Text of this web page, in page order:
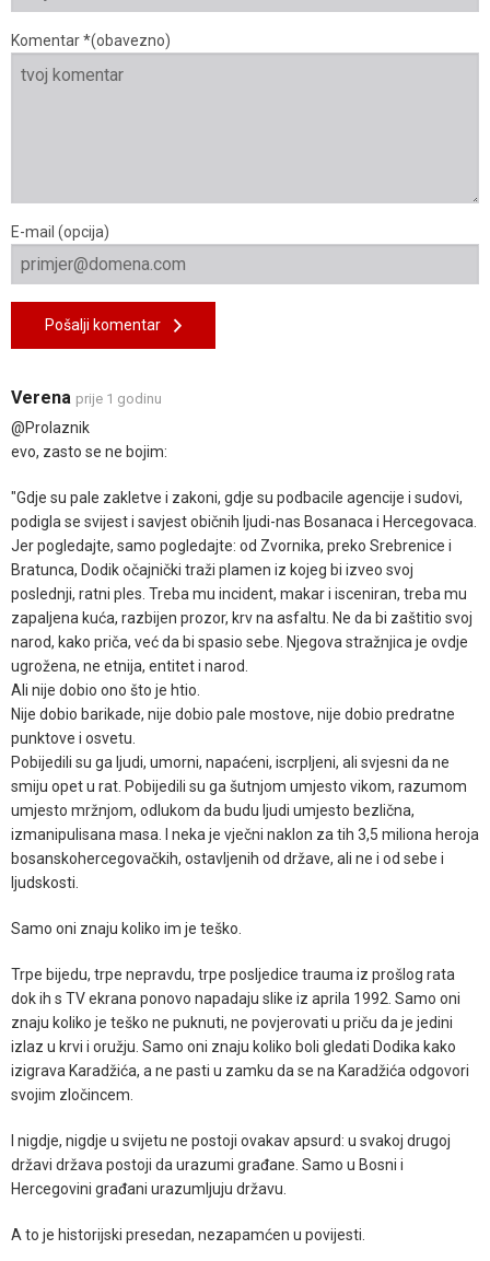
Komentar *(obavezno)
E-mail (opcija)
Pošalji komentar
Verena prije 1 godinu
@Prolaznik
evo, zasto se ne bojim:
"Gdje su pale zakletve i zakoni, gdje su podbacile agencije i sudovi,
podigla se svijest i savjest običnih ljudi-nas Bosanaca i Hercegovaca.
Jer pogledajte, samo pogledajte: od Zvornika, preko Srebrenice i
Bratunca, Dodik očajnički traži plamen iz kojeg bi izveo svoj
poslednji, ratni ples. Treba mu incident, makar i isceniran, treba mu
zapaljena kuća, razbijen prozor, krv na asfaltu. Ne da bi zaštitio svoj
narod, kako priča, već da bi spasio sebe. Njegova stražnjica je ovdje
ugrožena, ne etnija, entitet i narod.
Ali nije dobio ono što je htio.
Nije dobio barikade, nije dobio pale mostove, nije dobio predratne
punktove i osvetu.
Pobijedili su ga ljudi, umorni, napaćeni, iscrpljeni, ali svjesni da ne
smiju opet u rat. Pobijedili su ga šutnjom umjesto vikom, razumom
umjesto mržnjom, odlukom da budu ljudi umjesto bezlična,
izmanipulisana masa. I neka je vječni naklon za tih 3,5 miliona heroja
bosanskohercegovačkih, ostavljenih od države, ali ne i od sebe i
ljudskosti.
Samo oni znaju koliko im je teško.
Trpe bijedu, trpe nepravdu, trpe posljedice trauma iz prošlog rata
dok ih s TV ekrana ponovo napadaju slike iz aprila 1992. Samo oni
znaju koliko je teško ne puknuti, ne povjerovati u priču da je jedini
izlaz u krvi i oružju. Samo oni znaju koliko boli gledati Dodika kako
izigrava Karadžića, a ne pasti u zamku da se na Karadžića odgovori
svojim zločincem.
I nigdje, nigdje u svijetu ne postoji ovakav apsurd: u svakoj drugoj
državi država postoji da urazumi građane. Samo u Bosni i
Hercegovini građani urazumljuju državu.
A to je historijski presedan, nezapamćen u povijesti.